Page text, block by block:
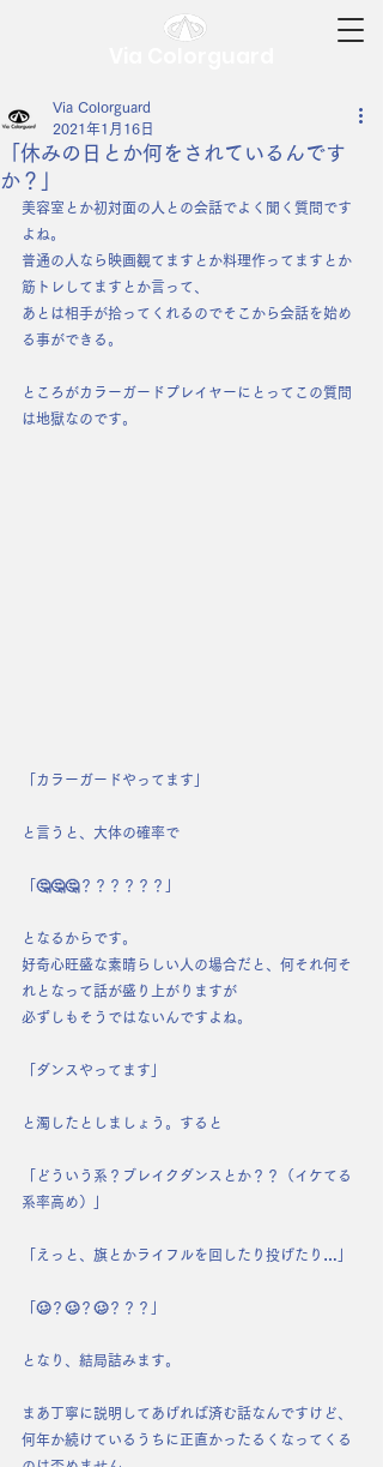
「休みの日とか何をされているんです
か？」
Via Colorguard
2021年1月16日
美容室とか初対面の人との会話でよく聞く質問です
よね。
普通の人なら映画観てますとか料理作ってますとか
筋トレしてますとか言って、
あとは相手が拾ってくれるのでそこから会話を始め
る事ができる。
ところがカラーガードプレイヤーにとってこの質問
は地獄なのです。
「カラーガードやってます」
と言うと、大体の確率で
「🤔🤔🤔？？？？？？」
となるからです。
好奇心旺盛な素晴らしい人の場合だと、何それ何そ
れとなって話が盛り上がりますが
必ずしもそうではないんですよね。
「ダンスやってます」
と濁したとしましょう。すると
「どういう系？ブレイクダンスとか？？（イケてる
系率高め）」
「えっと、旗とかライフルを回したり投げたり…」
「🥴？🥴？🥴？？？」
となり、 結局詰みます。
まあ丁寧に説明してあげれば済む話なんですけど、
何年か続けているうちに正直かったるくなってくる